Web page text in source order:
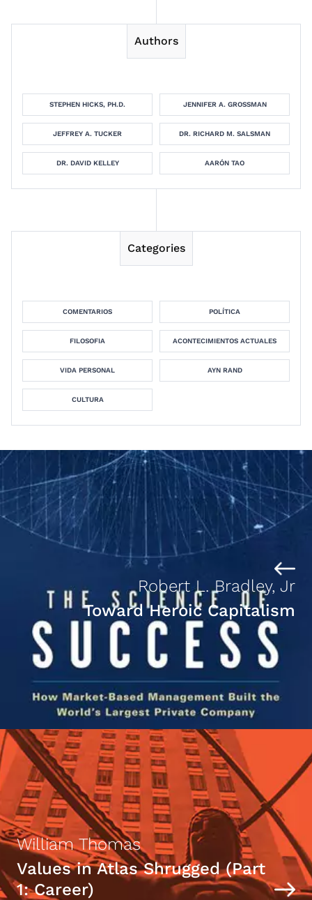
Authors
STEPHEN HICKS, PH.D. JENNIFER A. GROSSMAN
JEFFREY A. TUCKER DR. RICHARD M. SALSMAN
DR. DAVID KELLEY AARÓN TAO
Categories
COMENTARIOS POLÍTICA
FILOSOFIA ACONTECIMIENTOS ACTUALES
VIDA PERSONAL AYN RAND
CULTURA
Robert L. Bradley, Jr
Toward Heroic Capitalism
William Thomas
Values in Atlas Shrugged (Part
1: Career)